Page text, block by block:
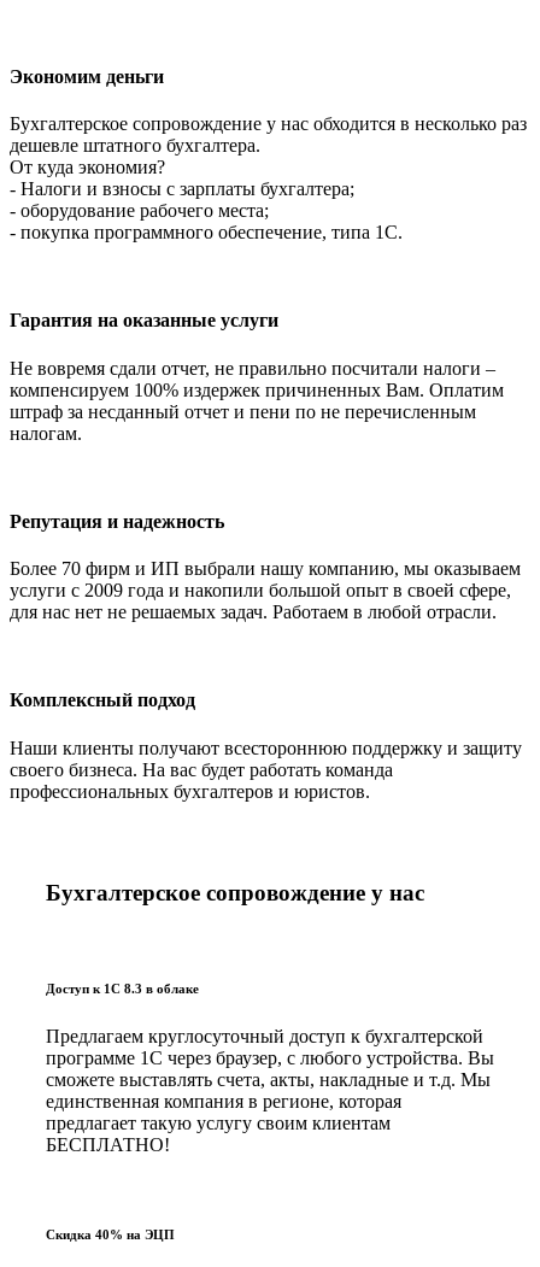
Экономим деньги
Бухгалтерское сопровождение у нас обходится в несколько раз
дешевле штатного бухгалтера.
От куда экономия?
- Налоги и взносы с зарплаты бухгалтера;
- оборудование рабочего места;
- покупка программного обеспечение, типа 1С.
Гарантия на оказанные услуги
Не вовремя сдали отчет, не правильно посчитали налоги –
компенсируем 100% издержек причиненных Вам. Оплатим
штраф за несданный отчет и пени по не перечисленным
налогам.
Репутация и надежность
Более 70 фирм и ИП выбрали нашу компанию, мы оказываем
услуги с 2009 года и накопили большой опыт в своей сфере,
для нас нет не решаемых задач. Работаем в любой отрасли.
Комплексный подход
Наши клиенты получают всестороннюю поддержку и защиту
своего бизнеса. На вас будет работать команда
профессиональных бухгалтеров и юристов.
Бухгалтерское сопровождение у нас
Доступ к 1С 8.3 в облаке
Предлагаем круглосуточный доступ к бухгалтерской
программе 1С через браузер, с любого устройства. Вы
сможете выставлять счета, акты, накладные и т.д. Мы
единственная компания в регионе, которая
предлагает такую услугу своим клиентам
БЕСПЛАТНО!
Скидка 40% на ЭЦП